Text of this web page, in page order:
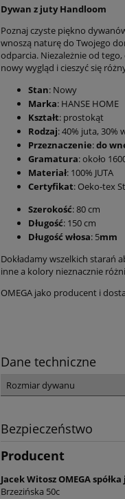
Dywan z juty Handloom
Poznaj czyste piękno
wnoszą naturę do Twojego
odparcia. Niezależnie od
nowy wygląd i cieszyć się
Stan: Nowy
Marka: HANSE HOME
Kształt: prostokąt
Rodzaj: 40% juta, 30%
Przeznaczenie:do
Gramatura: około
Materiał: 100% JUTA
Certyfikat: Oeko-tex
Szerokość: 80 cm
Długość: 150 cm
Długość włosa: 5mm
Dokładamy wszelkich starań
inne a kolory nieznacznie
OMEGA jako producent i
Dane techniczne
Rozmiar dywanu
Bezpieczeństwo
Producent
Jacek Witosz OMEGA
Brzezińska 50c